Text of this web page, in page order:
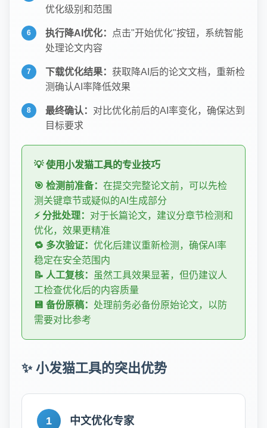
优化级别和范围
执行降AI优化：
点击"开始优化"按钮，系统智能
处理论文内容
下载优化结果： 获取降AI后的论文文档，重新检
测确认AI率降低效果
最终确认： 对比优化前后的AI率变化，确保达到
目标要求
💡 使用小发猫工具的专业技巧
🎯 检测前准备： 在提交完整论文前，可以先检
测关键章节或疑似的AI生成部分
⚡ 分批处理： 对于长篇论文，建议分章节检测和
优化，效果更精准
🔁 多次验证： 优化后建议重新检测，确保AI率
稳定在安全范围内
📝 人工复核：
虽然工具效果显著，但仍建议人
工检查优化后的内容质量
💾 备份原稿： 处理前务必备份原始论文，以防
需要对比参考
✨ 小发猫工具的突出优势
1 中文优化专家